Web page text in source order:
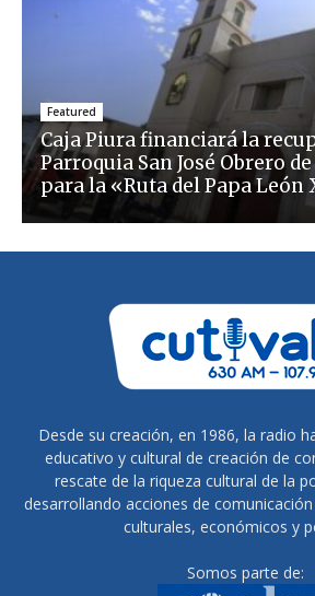
Featured
Caja Piura financiará la
Parroquia San José Obrero
para la «Ruta del Papa León
Desde su creación, en 1986, la radio
educativo y cultural de creación de
rescate de la riqueza cultural de la
desarrollando acciones de
culturales, económicos y
Somos parte de: